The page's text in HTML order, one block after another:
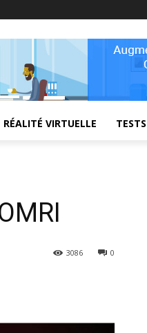
RÉALITÉ VIRTUELLE TESTS
0
3086